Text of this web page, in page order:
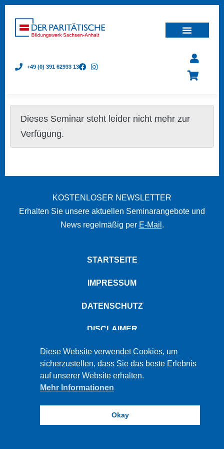
+49 (0) 391 62933 13
Dieses Seminar steht leider nicht mehr zur
Verfügung.
KOSTENLOSER NEWSLETTER
Erhalten Sie unsere aktuellen Seminarangebote und
News regelmäßig per E-Mail .
STARTSEITE
IMPRESSUM
DATENSCHUTZ
DISCLAIMER
PBW © 2026
Diese Website verwendet Cookies, um
sicherzustellen, dass Sie das beste Erlebnis
auf unserer Website erhalten.
Mehr Informationen
Okay